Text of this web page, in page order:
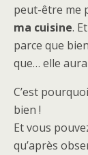
peut-être me
ma cuisine.
parce que
que… elle
C’est
bien !
Et vous
qu’après